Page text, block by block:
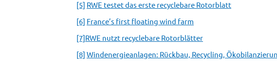
[5] RWE testet das erste recyclebare Rotorblatt
[6] France’s first floating wind farm
[7]RWE nutzt recyclebare Rotorblätter
[8] Windenergieanlagen: Rückbau, Recycling,